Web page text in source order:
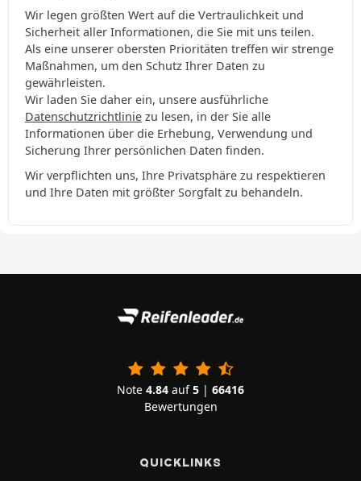
Wir legen größten Wert auf die Vertraulichkeit und
Sicherheit aller Informationen, die Sie mit uns teilen.
Als eine unserer obersten Prioritäten treffen wir strenge
Maßnahmen, um den Schutz Ihrer Daten zu
gewährleisten.
Wir laden Sie daher ein, unsere ausführliche
Datenschutzrichtlinie zu lesen, in der Sie alle
Informationen über die Erhebung, Verwendung und
Sicherung Ihrer persönlichen Daten finden.
Wir verpflichten uns, Ihre Privatsphäre zu respektieren
und Ihre Daten mit größter Sorgfalt zu behandeln.
Note 4.84 auf5 | 66416
Bewertungen
QUICKLINKS